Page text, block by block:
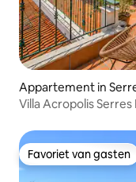
Appartement in
Villa Acropolis
Favoriet van gasten
Favoriet van gasten